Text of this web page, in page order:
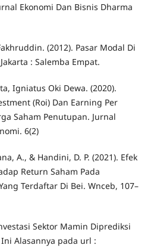
Ekonomi Dan Bisnis Dharma
(2012). Pasar Modal Di
: Salemba Empat.
Igniatus Oki Dewa. (2020).
(Roi) Dan Earning Per
Saham Penutupan. Jurnal
6(2)
A., & Handini, D. P. (2021). Efek
Return Saham Pada
Terdaftar Di Bei. Wnceb, 107–
Sektor Mamin Diprediksi
Alasannya pada url :